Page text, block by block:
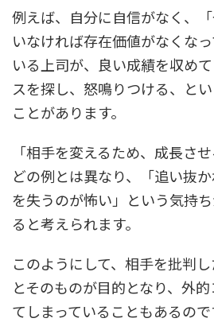
例えば、自分に自信がなく、
いなければ存在価値がなくな
いる上司が、良い成績を収め
スを探し、怒鳴りつける、と
ことがあります。
「相手を変えるため、成長さ
どの例とは異なり、「追い抜
を失うのが怖い」という気持
ると考えられます。
このようにして、相手を批判
とそのものが目的となり、外
てしまっていることもあるので